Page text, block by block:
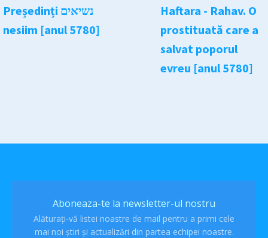
Președinți נשיאים
nesiim [anul 5780]
Haftara - Rahav. O
prostituată care a
salvat poporul
evreu [anul 5780]
Aboneaza-te la newsletter-ul nostru
Alăturați-vă listei noastre de mail pentru a primi cele
mai noi știri și actualizări din partea echipei noastre.